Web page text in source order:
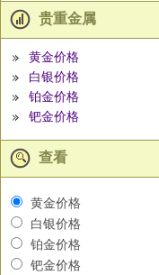
贵重金属
黄金价格
白银价格
铂金价格
钯金价格
查看
黄金价格
白银价格
铂金价格
钯金价格